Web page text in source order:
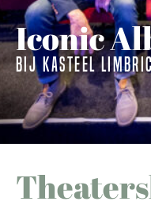
Iconic
Bij Kasteel